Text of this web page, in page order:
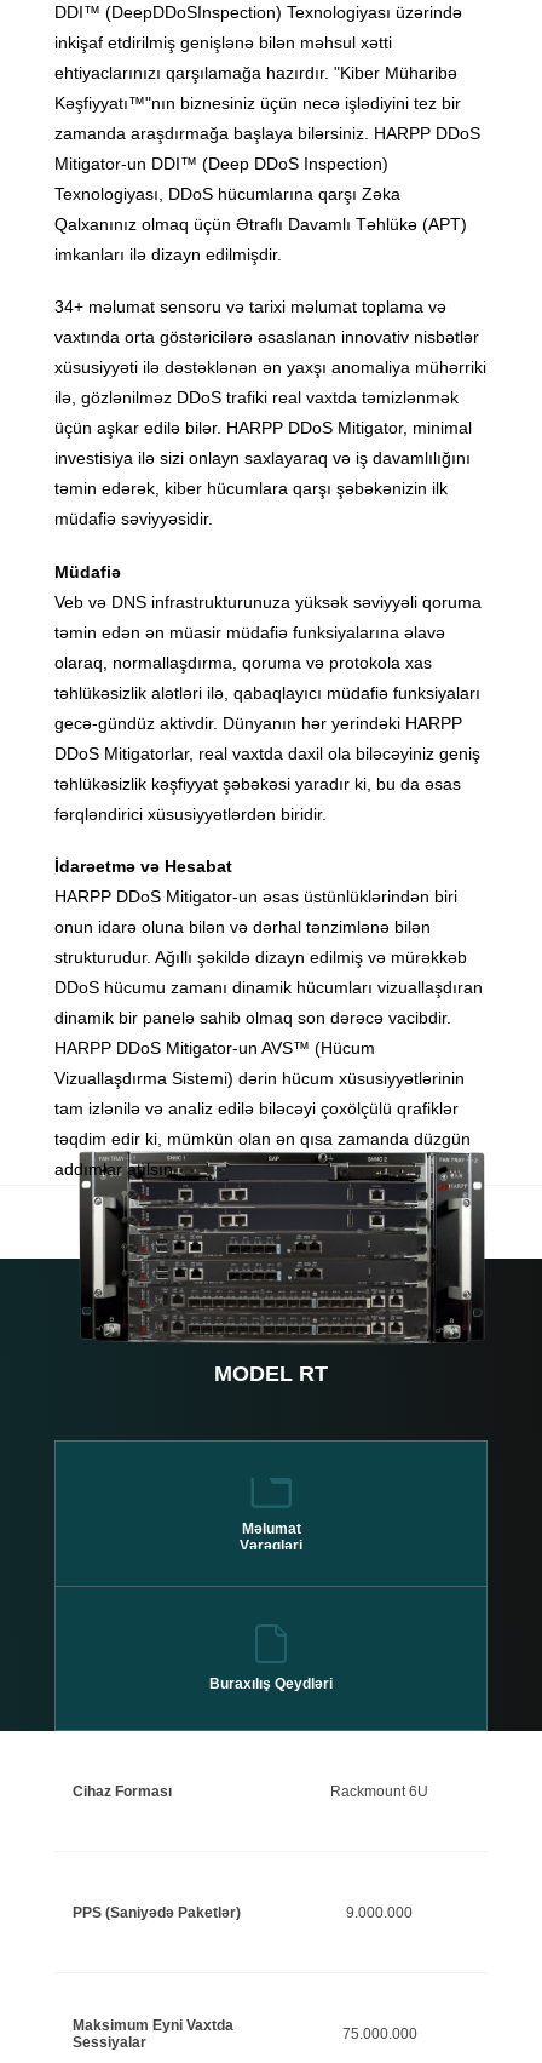
DDI™ (DeepDDoSInspection) Texnologiyası üzərində
inkişaf etdirilmiş genişlənə bilən məhsul xətti
ehtiyaclarınızı qarşılamağa hazırdır. "Kiber Müharibə
Kəşfiyyatı™"nın biznesiniz üçün necə işlədiyini tez bir
zamanda araşdırmağa başlaya bilərsiniz. HARPP DDoS
Mitigator-un DDI™ (Deep DDoS Inspection)
Texnologiyası, DDoS hücumlarına qarşı Zəka
Qalxanınız olmaq üçün Ətraflı Davamlı Təhlükə (APT)
imkanları ilə dizayn edilmişdir.
34+ məlumat sensoru və tarixi məlumat toplama və
vaxtında orta göstəricilərə əsaslanan innovativ nisbətlər
xüsusiyyəti ilə dəstəklənən ən yaxşı anomaliya mühərriki
ilə, gözlənilməz DDoS trafiki real vaxtda təmizlənmək
üçün aşkar edilə bilər. HARPP DDoS Mitigator, minimal
investisiya ilə sizi onlayn saxlayaraq və iş davamlılığını
təmin edərək, kiber hücumlara qarşı şəbəkənizin ilk
müdafiə səviyyəsidir.
Müdafiə
Veb və DNS infrastrukturunuza yüksək səviyyəli qoruma
təmin edən ən müasir müdafiə funksiyalarına əlavə
olaraq, normallaşdırma, qoruma və protokola xas
təhlükəsizlik alətləri ilə, qabaqlayıcı müdafiə funksiyaları
gecə-gündüz aktivdir. Dünyanın hər yerindəki HARPP
DDoS Mitigatorlar, real vaxtda daxil ola biləcəyiniz geniş
təhlükəsizlik kəşfiyyat şəbəkəsi yaradır ki, bu da əsas
fərqləndirici xüsusiyyətlərdən biridir.
İdarəetmə və Hesabat
HARPP DDoS Mitigator-un əsas üstünlüklərindən biri
onun idarə oluna bilən və dərhal tənzimlənə bilən
strukturudur. Ağıllı şəkildə dizayn edilmiş və mürəkkəb
DDoS hücumu zamanı dinamik hücumları vizuallaşdıran
dinamik bir panelə sahib olmaq son dərəcə vacibdir.
HARPP DDoS Mitigator-un AVS™ (Hücum
Vizuallaşdırma Sistemi) dərin hücum xüsusiyyətlərinin
tam izlənilə və analiz edilə biləcəyi çoxölçülü qrafiklər
təqdim edir ki, mümkün olan ən qısa zamanda düzgün
addımlar atılsın.
MODEL RT
Məlumat
Vərəqləri
Buraxılış Qeydləri
Rackmount 6U
Cihaz Forması
PPS (Saniyədə Paketlər)
Maksimum Eyni Vaxtda
Sessiyalar
9.000.000
75.000.000